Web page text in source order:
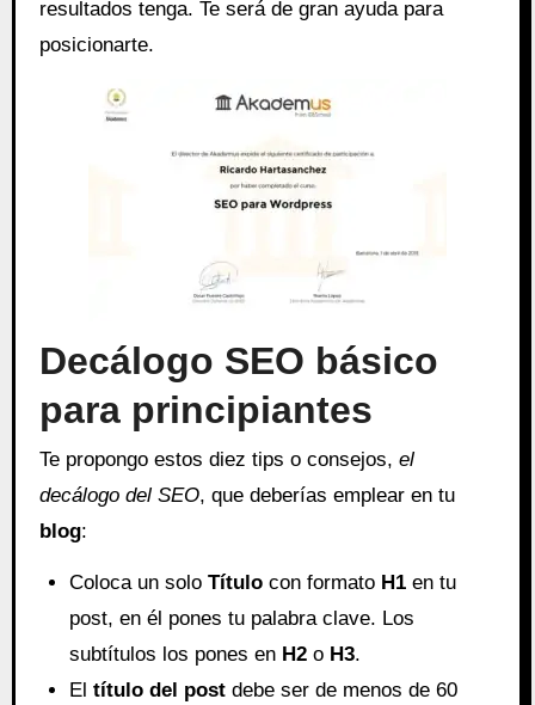
resultados tenga. Te será de gran ayuda para
posicionarte.
Decálogo SEO básico
para principiantes
Te propongo estos diez tips o consejos, el
decálogo del SEO, que deberías emplear en tu
blog:
Coloca un soloTítulo con formato H1 en tu
post, en él pones tu palabra clave. Los
subtítulos los pones en H2 o H3.
Eltítulo del post debe ser de menos de 60